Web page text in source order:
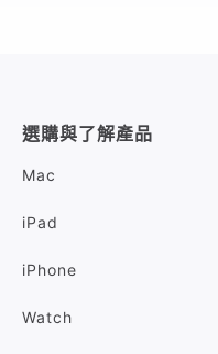
選購與了解產品
Mac
iPad
iPhone
Watch